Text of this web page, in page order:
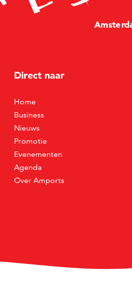
Amster
Direct naar
Home
Business
Nieuws
Promotie
Evenementen
Agenda
Over Amports